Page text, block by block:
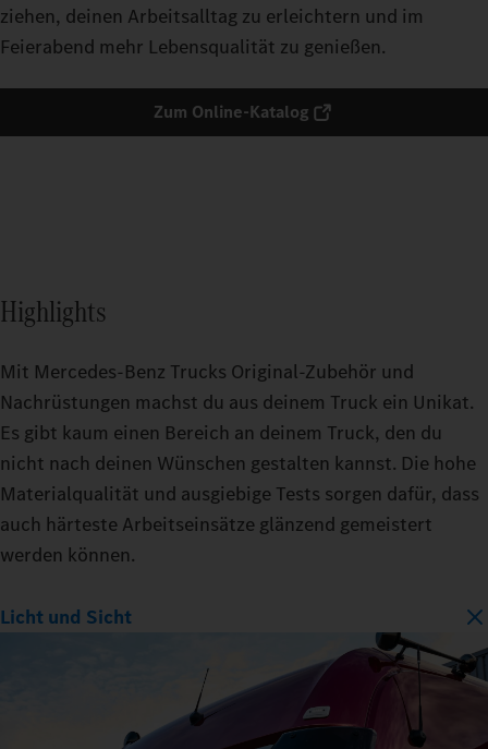
ziehen, deinen Arbeitsalltag zu erleichtern und im
Feierabend mehr Lebensqualität zu genießen.
Zum Online-Katalog
Highlights
Mit Mercedes-Benz Trucks Original-Zubehör und
Nachrüstungen machst du aus deinem Truck ein Unikat.
Es gibt kaum einen Bereich an deinem Truck, den du
nicht nach deinen Wünschen gestalten kannst. Die hohe
Materialqualität und ausgiebige Tests sorgen dafür, dass
auch härteste Arbeitseinsätze glänzend gemeistert
werden können.
Licht und Sicht